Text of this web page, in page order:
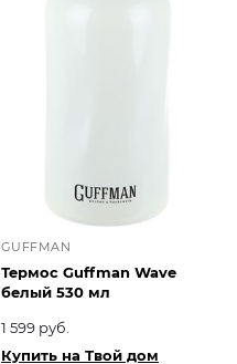
GUFFMAN
Термос Guffman Wave
белый 530 мл
1 599 руб.
Купить на Твой дом